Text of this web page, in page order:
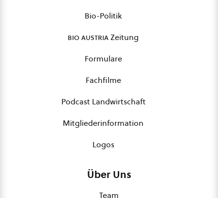
Bio-Politik
bio austriaZeitung
Formulare
Fachfilme
Podcast Landwirtschaft
Mitgliederinformation
Logos
Über Uns
Team